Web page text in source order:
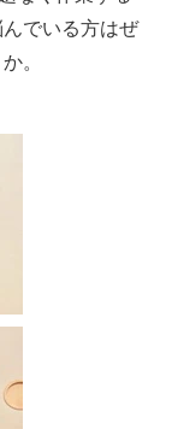
でいる方はぜ
。